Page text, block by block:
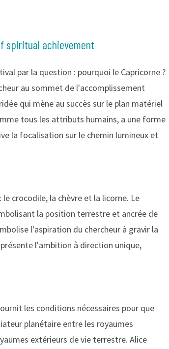
spiritual achievement
par la question : pourquoi le Capricorne ?
au sommet de l'accomplissement
qui mène au succès sur le plan matériel
tous les attributs humains, a une forme
la focalisation sur le chemin lumineux et
crocodile, la chèvre et la licorne. Le
la position terrestre et ancrée de
l'aspiration du chercheur à gravir la
l'ambition à direction unique,
les conditions nécessaires pour que
planétaire entre les royaumes
extérieurs de vie terrestre. Alice